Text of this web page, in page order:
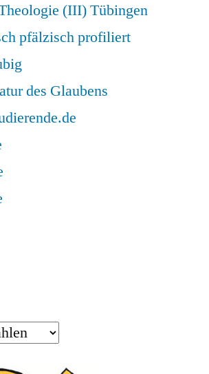
(III) Tübingen
pfälzisch profiliert
des Glaubens